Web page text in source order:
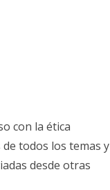
con la ética
todos los temas y
desde otras